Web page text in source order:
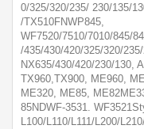
0/325/320/235/ 230/135/
/TX510FNWP845,
WF7520/7510/7010/845/
/435/430/420/325/320/
NX635/430/420/230/130,
TX960,TX900, ME960,
ME320, ME85,
85NDWF-3531.
L100/L110/L111/L200/